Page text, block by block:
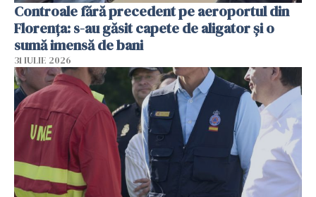
Controale fără precedent pe aeroportul din
Florența: s-au găsit capete de aligator și o
sumă imensă de bani
31 IULIE 2026